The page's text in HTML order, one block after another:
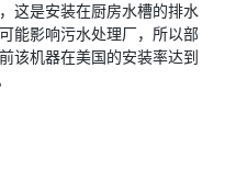
这是安装在厨房水槽的排水
能影响污水处理厂，所以部
该机器在美国的安装率达到